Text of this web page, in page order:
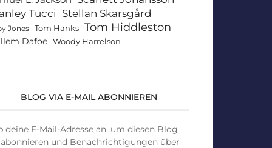
Tucci Stellan Skarsgård
Jones Tom Hanks Tom Hiddleston
Dafoe Woody Harrelson
BLOG VIA E-MAIL ABONNIEREN
deine E-Mail-Adresse an, um diesen Blog
und Benachrichtigungen über